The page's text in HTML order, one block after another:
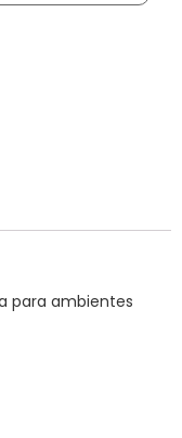
para ambientes